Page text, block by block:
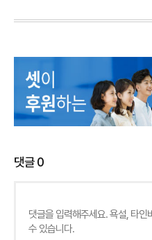
댓글0